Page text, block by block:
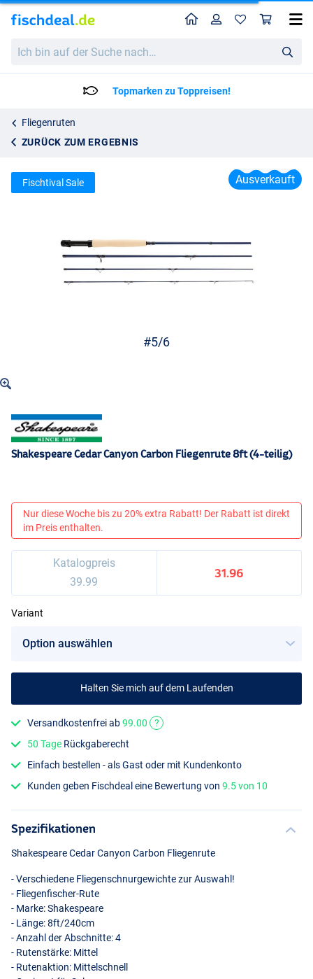
bin
HomeProfil
Topmarken zu Toppreisen!
Fliegenruten
ZURÜCK ZUM ERGEBNIS
Shakespeare Cedar Canyon Carbon Fliegenrute 8ft (4-teilig)
39.99
#5/6
#7/8
Ausverkauft
Fischtival Sale
Shakespeare Cedar Canyon Carbon Fliegenrute 8ft (4-teilig)
Nur diese Woche bis zu 20% extra Rabatt! Der Rabatt ist direkt
im Preis enthalten.
Katalogpreis
39.99
31.96
Variant
Halten Sie mich auf dem Laufenden
Versandkostenfrei ab99.00
?
50 Tage Rückgaberecht
Einfach bestellen - als Gast oder mit Kundenkonto
Kunden geben Fischdeal eine Bewertung von9.5 von 10
Spezifikationen
Shakespeare Cedar Canyon Carbon Fliegenrute
- Verschiedene Fliegenschnurgewichte zur Auswahl!
- Fliegenfischer-Rute
- Marke: Shakespeare
- Länge: 8ft/240cm
- Anzahl der Abschnitte: 4
- Rutenstärke: Mittel
- Rutenaktion: Mittelschnell